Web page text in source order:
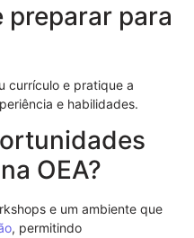
preparar para
currículo e pratique a
e habilidades.
OEA?
e um ambiente que
, permitindo